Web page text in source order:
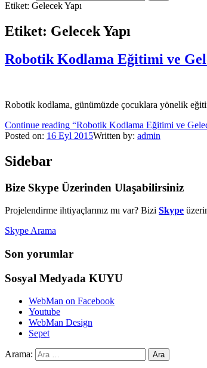
Etiket: Gelecek Yapı
Etiket: Gelecek Yapı
Robotik Kodlama Eğitimi ve
Robotik kodlama, günümüzde çocuklara yönelik
Continue reading “Robotik Kodlama Eğitimi ve
Posted on: 16 Eyl 2015Written by: admin
Sidebar
Bize Skype Üzerinden Ulaşabilirsiniz
Projelendirme ihtiyaçlarınız mı var? Bizi Skype
Skype Arama
Son yorumlar
Sosyal Medyada KUYU
WebMan on Facebook
Youtube
WebMan Design
Sepet
Arama: